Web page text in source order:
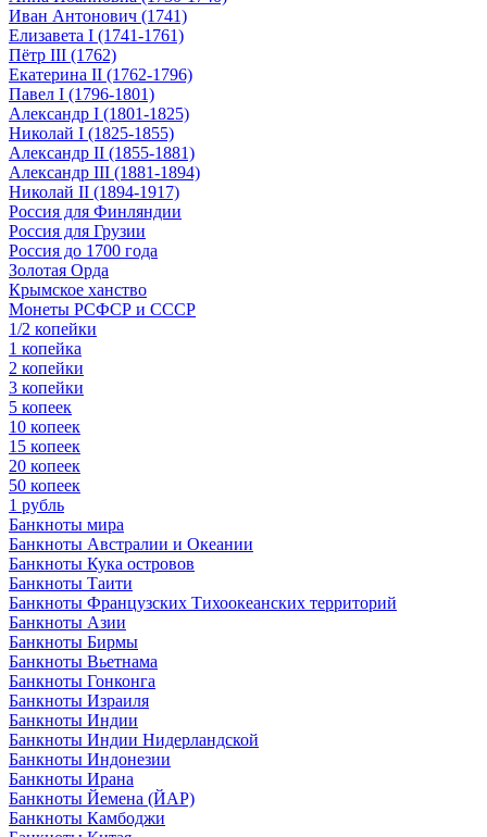
Иван Антонович (1741)
Елизавета I (1741-1761)
Пётр III (1762)
Екатерина II (1762-1796)
Павел I (1796-1801)
Александр I (1801-1825)
Николай I (1825-1855)
Александр II (1855-1881)
Александр III (1881-1894)
Николай II (1894-1917)
Россия для Финляндии
Россия для Грузии
Россия до 1700 года
Золотая Орда
Крымское ханство
Монеты РСФСР и СССР
1/2 копейки
1 копейка
2 копейки
3 копейки
5 копеек
10 копеек
15 копеек
20 копеек
50 копеек
1 рубль
Банкноты мира
Банкноты Австралии и Океании
Банкноты Кука островов
Банкноты Таити
Банкноты Французских Тихоокеанских территорий
Банкноты Азии
Банкноты Бирмы
Банкноты Вьетнама
Банкноты Гонконга
Банкноты Израиля
Банкноты Индии
Банкноты Индии Нидерландской
Банкноты Индонезии
Банкноты Ирана
Банкноты Йемена (ЙАР)
Банкноты Камбоджи